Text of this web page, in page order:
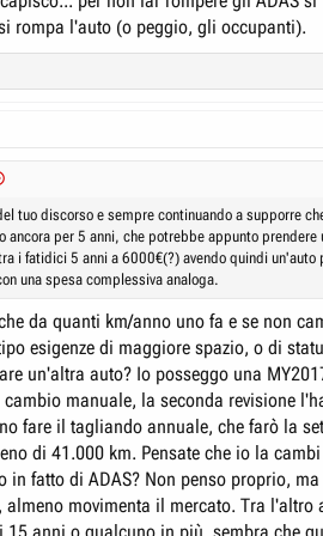
rompa l'auto (o peggio, gli occupanti).
tuo discorso e sempre continuando a supporre
ancora per 5 anni, che potrebbe appunto prendere
i fatidici 5 anni a 6000€(?) avendo quindi un'auto
una spesa complessiva analoga.
da quanti km/anno uno fa e se non
esigenze di maggiore spazio, o di
un'altra auto? Io posseggo una
cambio manuale, la seconda revisione
fare il tagliando annuale, che farò la
di 41.000 km. Pensate che io la
in fatto di ADAS? Non penso proprio, ma
almeno movimenta il mercato. Tra l'altro